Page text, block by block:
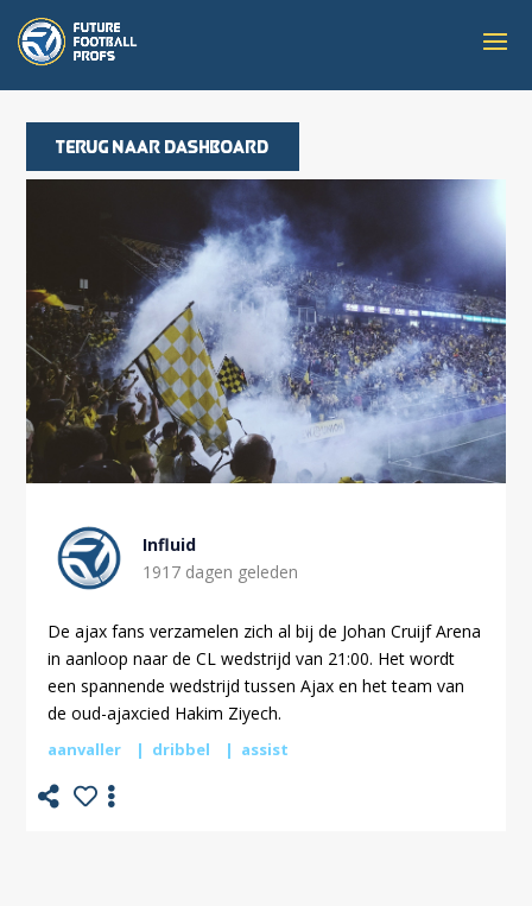
Terug naar dashboard
Influid
1917 dagen geleden
De ajax fans verzamelen zich al bij de Johan Cruijf Arena
in aanloop naar de CL wedstrijd van 21:00. Het wordt
een spannende wedstrijd tussen Ajax en het team van
de oud-ajaxcied Hakim Ziyech.
aanvaller dribbel assist